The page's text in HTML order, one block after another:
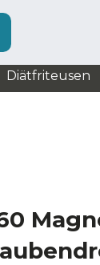
Diätfriteusen